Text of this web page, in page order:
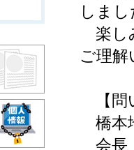
しま
楽し
ご理
【問
橋本
会長